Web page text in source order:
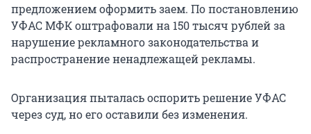
предложением оформить заем. По постановлению
УФАС МФК оштрафовали на 150 тысяч рублей за
нарушение рекламного законодательства и
распространение ненадлежащей рекламы.
Организация пыталась оспорить решение УФАС
через суд, но его оставили без изменения.